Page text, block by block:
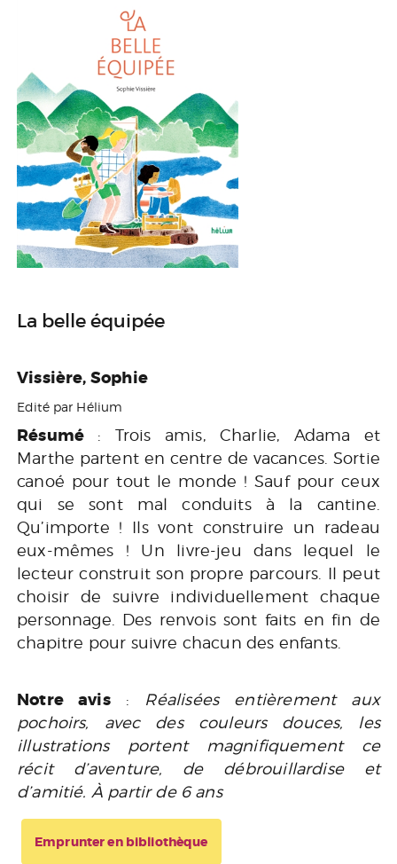
La belle équipée
Vissière, Sophie
Edité par Hélium
Résumé : Trois amis, Charlie, Adama et
Marthe partent en centre de vacances. Sortie
canoé pour tout le monde ! Sauf pour ceux
qui se sont mal conduits à la cantine.
Qu’importe ! Ils vont construire un radeau
eux-mêmes ! Un livre-jeu dans lequel le
lecteur construit son propre parcours. Il peut
choisir de suivre individuellement chaque
personnage. Des renvois sont faits en fin de
chapitre pour suivre chacun des enfants.
Notre avis: Réalisées entièrement aux
pochoirs, avec des couleurs douces, les
illustrations portent magnifiquement ce
récit d’aventure, de débrouillardise et
d’amitié. À partir de 6 ans
Emprunter en bibliothèque